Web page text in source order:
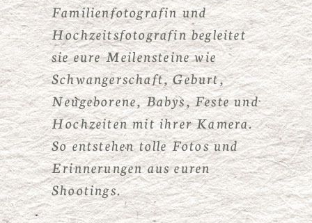
Familienfotografin und
Hochzeitsfotografin begleitet
sie eure Meilensteine wie
Schwangerschaft, Geburt,
Neugeborene, Babys, Feste und
Hochzeiten mit ihrer Kamera.
So entstehen tolle Fotos und
Erinnerungen aus euren
Shootings.